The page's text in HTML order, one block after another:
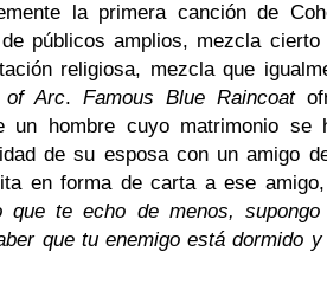
la primera canción de
públicos amplios, mezcla cierto
religiosa, mezcla que
of Arc. Famous Blue Raincoat
un hombre cuyo matrimonio se
de su esposa con un amigo
en forma de carta a ese
que te echo de menos,
que tu enemigo está dormido